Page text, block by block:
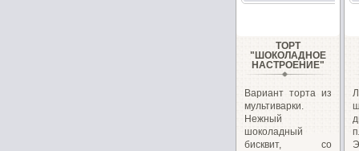
ТОРТ
"ШОКОЛАДНОЕ
НАСТРОЕНИЕ"
Вариант торта из
мультиварки.
Нежный
шоколадный
бисквит, со